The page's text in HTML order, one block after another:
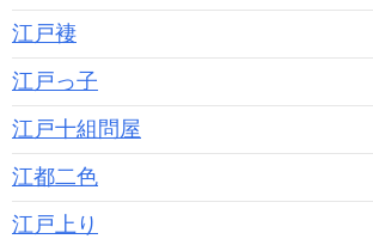
江戸褄
江戸っ子
江戸十組問屋
江都二色
江戸上り